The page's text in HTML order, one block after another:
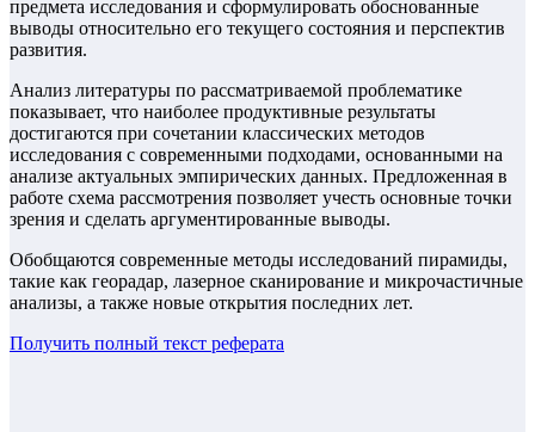
предмета исследования и сформулировать обоснованные
выводы относительно его текущего состояния и перспектив
развития.
Анализ литературы по рассматриваемой проблематике
показывает, что наиболее продуктивные результаты
достигаются при сочетании классических методов
исследования с современными подходами, основанными на
анализе актуальных эмпирических данных. Предложенная в
работе схема рассмотрения позволяет учесть основные точки
зрения и сделать аргументированные выводы.
Обобщаются современные методы исследований пирамиды,
такие как георадар, лазерное сканирование и микрочастичные
анализы, а также новые открытия последних лет.
Получить полный текст реферата